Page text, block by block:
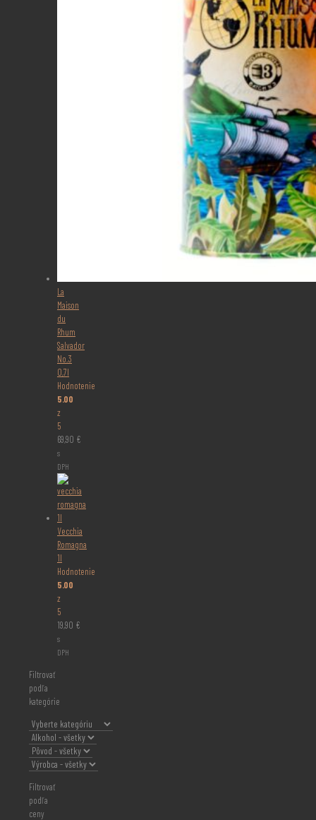
La
Maison
du
Rhum
Salvador
No.3
0,7l
Hodnotenie
5.00
z
5
69,90 €
s
DPH
Vecchia
Romagna
1l
Hodnotenie
5.00
z
5
19,90 €
s
DPH
Filtrovať
podľa
kategórie
Filtrovať
podľa
ceny